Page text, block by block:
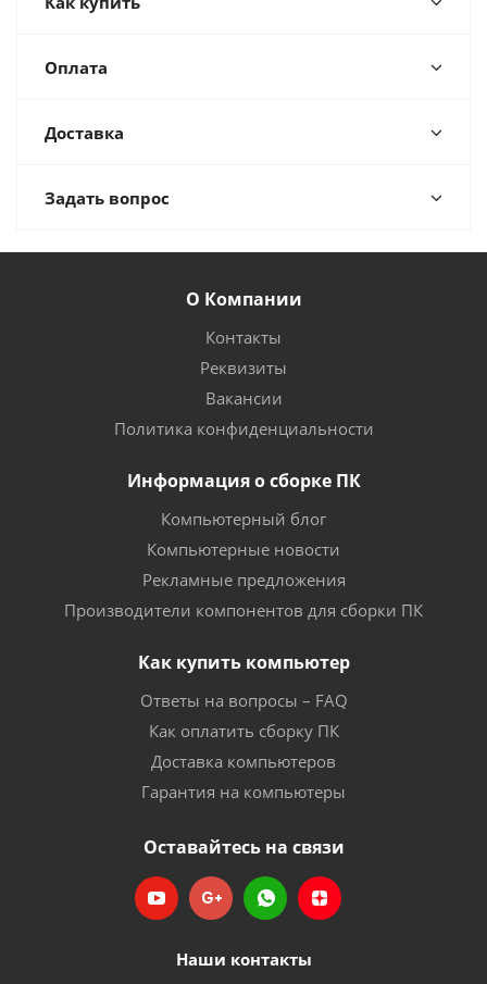
Оплата
Доставка
Задать вопрос
О Компании
Контакты
Реквизиты
Вакансии
Политика конфиденциальности
Информация о сборке ПК
Компьютерный блог
Компьютерные новости
Рекламные предложения
Производители компонентов для сборки ПК
Как купить компьютер
Ответы на вопросы – FAQ
Как оплатить сборку ПК
Доставка компьютеров
Гарантия на компьютеры
Оставайтесь на связи
Наши контакты